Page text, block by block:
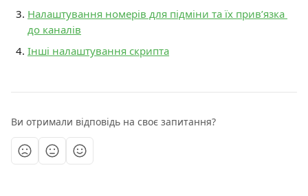
Налаштування номерів для підміни та їх прив’язка
до каналів
Інші налаштування скрипта
Ви отримали відповідь на своє запитання?